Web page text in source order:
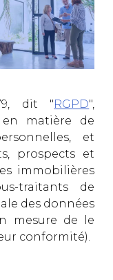
dit "RGPD",
matière de
et
prospects et
immobilières
traitants de
des données
mesure de le
conformité).